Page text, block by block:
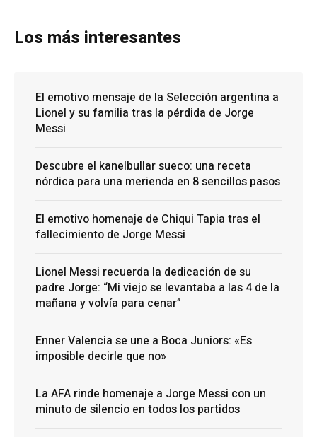
Los más interesantes
El emotivo mensaje de la Selección argentina a
Lionel y su familia tras la pérdida de Jorge
Messi
Descubre el kanelbullar sueco: una receta
nórdica para una merienda en 8 sencillos pasos
El emotivo homenaje de Chiqui Tapia tras el
fallecimiento de Jorge Messi
Lionel Messi recuerda la dedicación de su
padre Jorge: “Mi viejo se levantaba a las 4 de la
mañana y volvía para cenar”
Enner Valencia se une a Boca Juniors: «Es
imposible decirle que no»
La AFA rinde homenaje a Jorge Messi con un
minuto de silencio en todos los partidos